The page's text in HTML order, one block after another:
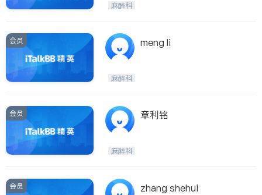
麻醉科
会员 meng li
麻醉科
会员 章利铭
麻醉科
会员 zhang shehui